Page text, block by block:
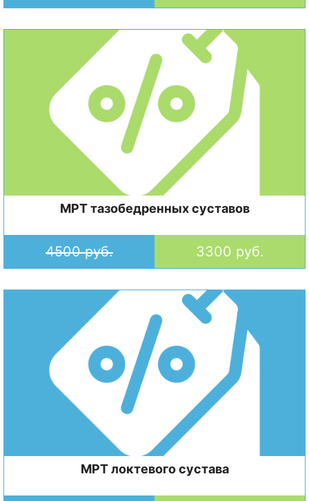
МРТ тазобедренных суставов
4500 руб. 3300 руб.
МРТ локтевого сустава